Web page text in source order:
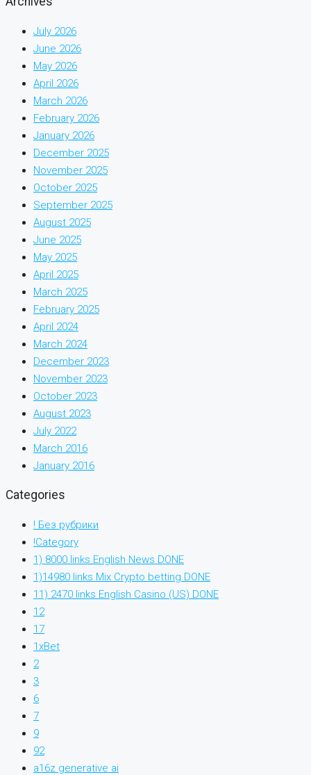
July 2026
June 2026
May 2026
April 2026
March 2026
February 2026
January 2026
December 2025
November 2025
October 2025
September 2025
August 2025
June 2025
May 2025
April 2025
March 2025
February 2025
April 2024
March 2024
December 2023
November 2023
October 2023
August 2023
July 2022
March 2016
January 2016
Categories
! Без рубрики
!Category
1) 8000 links English News DONE
1)14980 links Mix Crypto betting DONE
11) 2470 links English Casino (US) DONE
12
17
1xBet
2
3
6
7
9
92
a16z generative ai